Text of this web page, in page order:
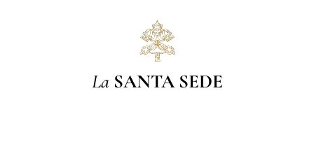
La SANTA SEDE